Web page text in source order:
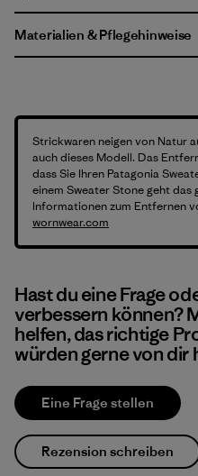
Materialien & Pflegehinweise
Strickwaren neigen von Natur
auch dieses Modell. Das
dass Sie Ihren Patagonia
einem Sweater Stone geht das
Informationen zum Entfernen
wornwear.com
Hast du eine Frage
verbessern können?
helfen, das richtige
würden gerne von dir
Eine Frage stellen
Rezension schreiben